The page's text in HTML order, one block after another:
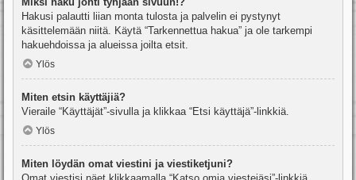
Hakusi palautti liian monta tulosta ja palvelin ei pystynyt
käsittelemään niitä. Käytä “Tarkennettua hakua” ja ole tarkempi
hakuehdoissa ja alueissa joilta etsit.
Ylös
Miten etsin käyttäjiä?
Vieraile “Käyttäjät”-sivulla ja klikkaa “Etsi käyttäjä”-linkkiä.
Ylös
Miten löydän omat viestini ja viestiketjuni?